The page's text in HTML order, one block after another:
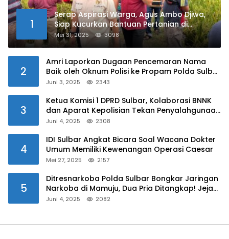
1
Serap Aspirasi Warga, Agus Ambo Djiwa,
Siap Kucurkan Bantuan Pertanian di
Kalukku
Mei 31, 2025 3098
2
Amri Laporkan Dugaan Pencemaran Nama
Baik oleh Oknum Polisi ke Propam Polda Sulbar
Juni 3, 2025 2343
3
Ketua Komisi 1 DPRD Sulbar, Kolaborasi BNNK
dan Aparat Kepolisian Tekan Penyalahgunaan
Juni 4, 2025 2308
4
IDI Sulbar Angkat Bicara Soal Wacana Dokter
Umum Memiliki Kewenangan Operasi Caesar
Mei 27, 2025 2157
5
Ditresnarkoba Polda Sulbar Bongkar Jaringan
Narkoba di Mamuju, Dua Pria Ditangkap! Jejak
Juni 4, 2025 2082